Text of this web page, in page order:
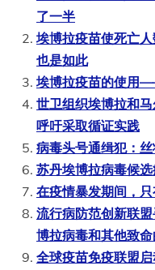
了一半
埃博拉疫苗使死亡
也是如此
埃博拉疫苗的使用
世卫组织埃博拉和
呼吁采取循证实践
病毒头号通缉犯：
苏丹埃博拉病毒候
在疫情暴发期间，
流行病防范创新联
博拉病毒和其他致
全球疫苗免疫联盟